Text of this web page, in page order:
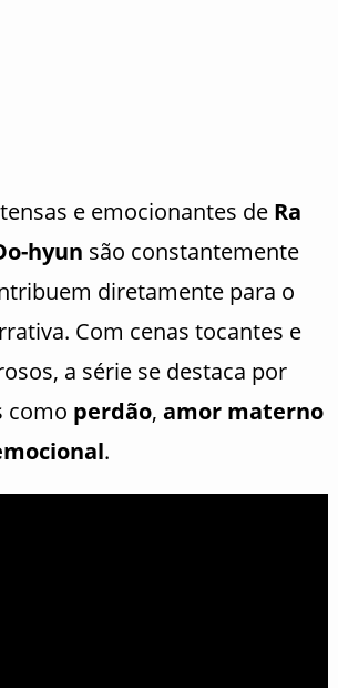
e emocionantes de Ra
hyun são constantemente
diretamente para o
Com cenas tocantes e
a série se destaca por
como perdão, amor materno
.